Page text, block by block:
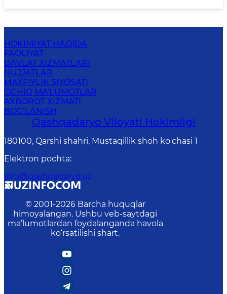
HOKIMIYAT HAQIDA
FAOLIYAT
DAVLAT XIZMATLARI
HUJJATLAR
MAXFIYLIK SIYOSATI
OCHIQ MA'LUMOTLAR
AXBOROT XIZMATI
BOG‘LANISH
Qashqadaryo Viloyati Hоkimligi
180100, Qаrshi shаhri, Mustаqillik shoh ko'chasi 1
Elektron pochta:
info@qashqadaryo.uz
© 2001-2026 Barcha huquqlar
himoyalangan. Ushbu veb-saytdagi
ma’lumotlardan foydalanganda havola
ko‘rsatilishi shart.